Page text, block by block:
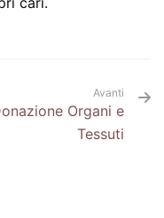
Avanti
Organi e
Tessuti